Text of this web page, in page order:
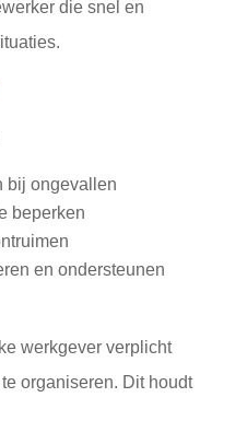
die snel en
bij ongevallen
beperken
en ondersteunen
werkgever verplicht
organiseren. Dit houdt